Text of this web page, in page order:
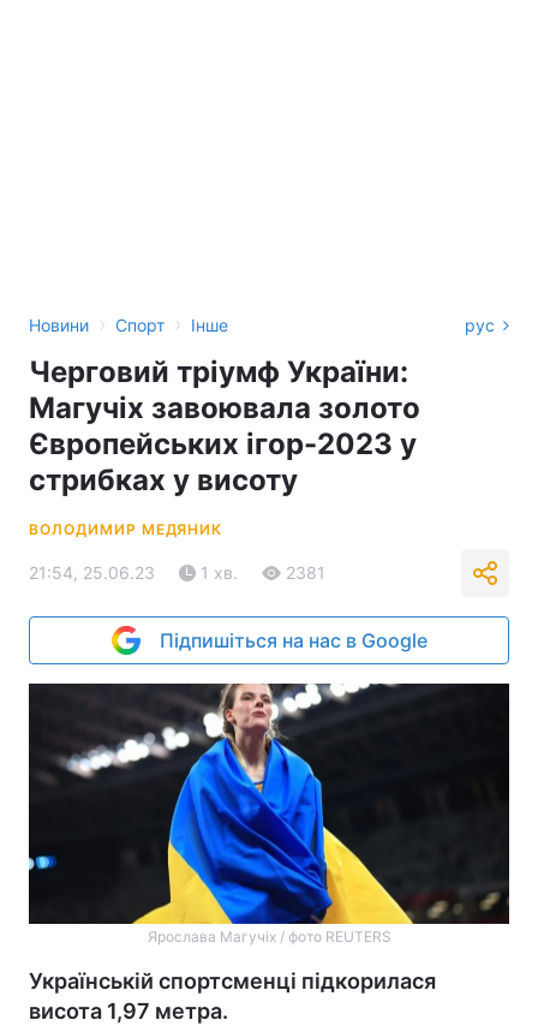
Новини › Спорт › Інше рус
Черговий тріумф України:
Магучіх завоювала золото
Європейських ігор-2023 у
стрибках у висоту
ВОЛОДИМИР МЕДЯНИК
21:54, 25.06.23 1 хв. 2381
Підпишіться на нас в Google
Ярослава Магучіх / фото REUTERS
Українській спортсменці підкорилася
висота 1,97 метра.